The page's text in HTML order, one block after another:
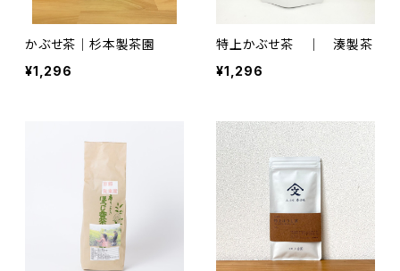
かぶせ茶｜杉本製茶園
¥1,296
特上かぶせ茶 ｜ 湊製茶
¥1,296